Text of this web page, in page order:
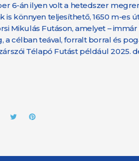
6-án ilyen volt a hetedszer
könnyen teljesíthető, 1650 m-es
Mikulás Futáson, amelyet –
célban teával, forralt borral és
Télapó Futást például 2025.